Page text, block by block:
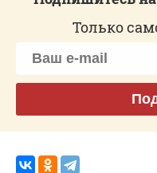
Только